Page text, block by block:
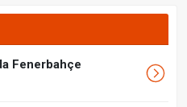
Fenerbahçe